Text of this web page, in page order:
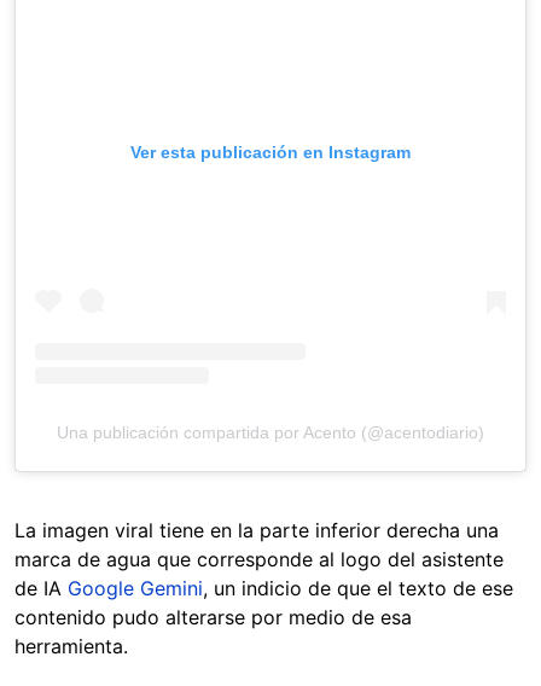
Ver esta publicación en Instagram
Una publicación compartida por Acento (@acentodiario)
La imagen viral tiene en la parte inferior derecha una
marca de agua que corresponde al logo del asistente
de IA Google Gemini, un indicio de que el texto de ese
contenido pudo alterarse por medio de esa
herramienta.